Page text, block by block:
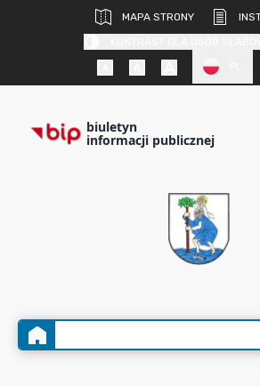
MAPA STRONY
biuletyn
informacji publicznej